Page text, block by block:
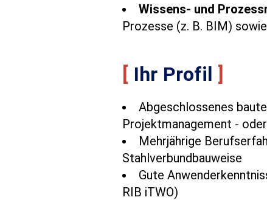
Wissens- und
Prozesse (z. B. BIM)
[ Ihr Profil ]
Abgeschlossenes
Projektmanagement -
Mehrjährige
Stahlverbundbauweise
Gute
RIB iTWO)